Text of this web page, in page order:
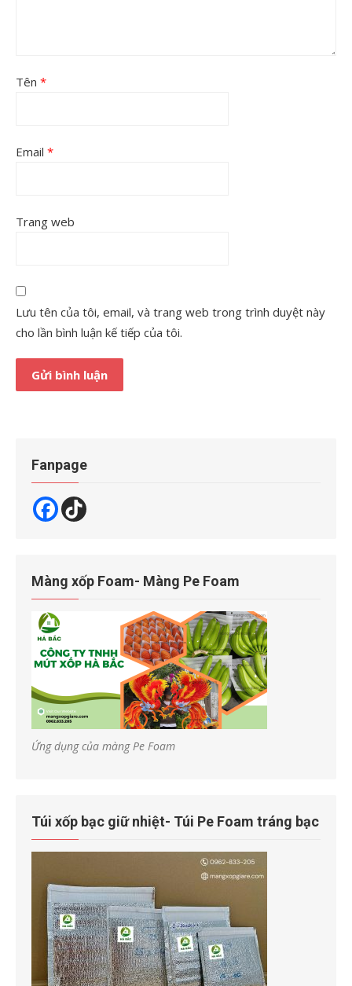
Tên *
Email *
Trang web
Lưu tên của tôi, email, và trang web trong trình duyệt này
cho lần bình luận kế tiếp của tôi.
Fanpage
Màng xốp Foam- Màng Pe Foam
Ứng dụng của màng Pe Foam
Túi xốp bạc giữ nhiệt- Túi Pe Foam tráng bạc